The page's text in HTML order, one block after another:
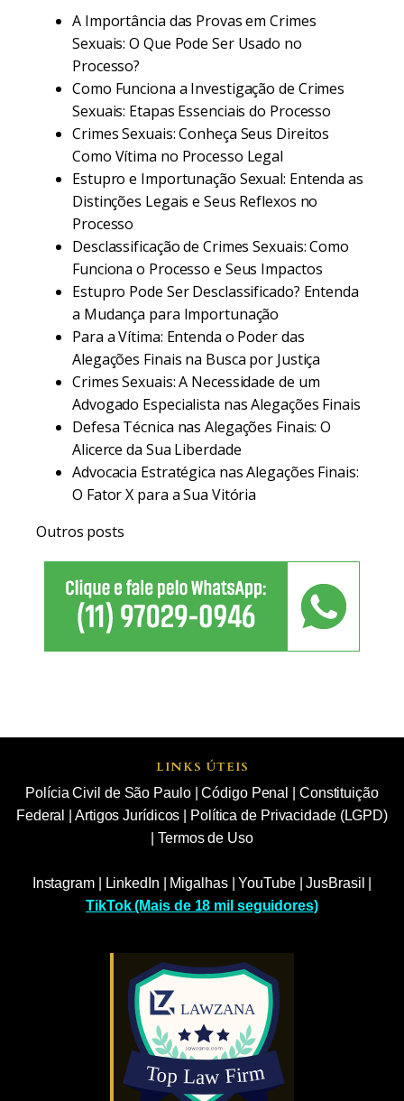
A Importância das Provas em Crimes
Sexuais: O Que Pode Ser Usado no
Processo?
Como Funciona a Investigação de Crimes
Sexuais: Etapas Essenciais do Processo
Crimes Sexuais: Conheça Seus Direitos
Como Vítima no Processo Legal
Estupro e Importunação Sexual: Entenda as
Distinções Legais e Seus Reflexos no
Processo
Desclassificação de Crimes Sexuais: Como
Funciona o Processo e Seus Impactos
Estupro Pode Ser Desclassificado? Entenda
a Mudança para Importunação
Para a Vítima: Entenda o Poder das
Alegações Finais na Busca por Justiça
Crimes Sexuais: A Necessidade de um
Advogado Especialista nas Alegações Finais
Defesa Técnica nas Alegações Finais: O
Alicerce da Sua Liberdade
Advocacia Estratégica nas Alegações Finais:
O Fator X para a Sua Vitória
Outros posts
LINKS ÚTEIS
Polícia Civil de São Paulo|Código Penal
Constituição
Federal
Artigos Jurídicos
Política de Privacidade (LGPD)
|Termos de Uso
Instagram| LinkedIn Migalhas|YouTube|JusBrasil
TikTok (Mais de 18 mil seguidores)